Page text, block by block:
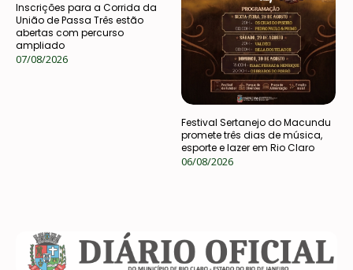
Inscrições para a Corrida da
União de Passa Três estão
abertas com percurso
ampliado
07/08/2026
Festival Sertanejo do Macundu
promete três dias de música,
esporte e lazer em Rio Claro
06/08/2026